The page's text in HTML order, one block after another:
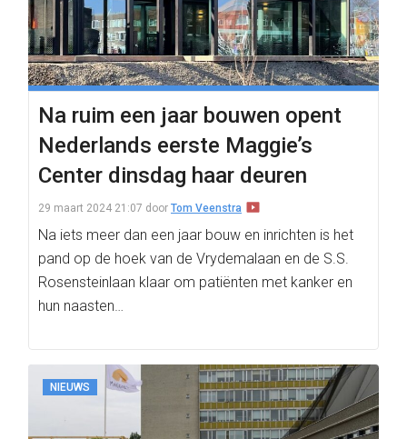
Na ruim een jaar bouwen opent
Nederlands eerste Maggie’s
Center dinsdag haar deuren
29 maart 2024 21:07 door Tom Veenstra
Na iets meer dan een jaar bouw en inrichten is het
pand op de hoek van de Vrydemalaan en de S.S.
Rosensteinlaan klaar om patiënten met kanker en
hun naasten…
NIEUWS